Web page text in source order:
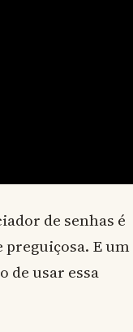
de senhas é
preguiçosa. E um
de usar essa